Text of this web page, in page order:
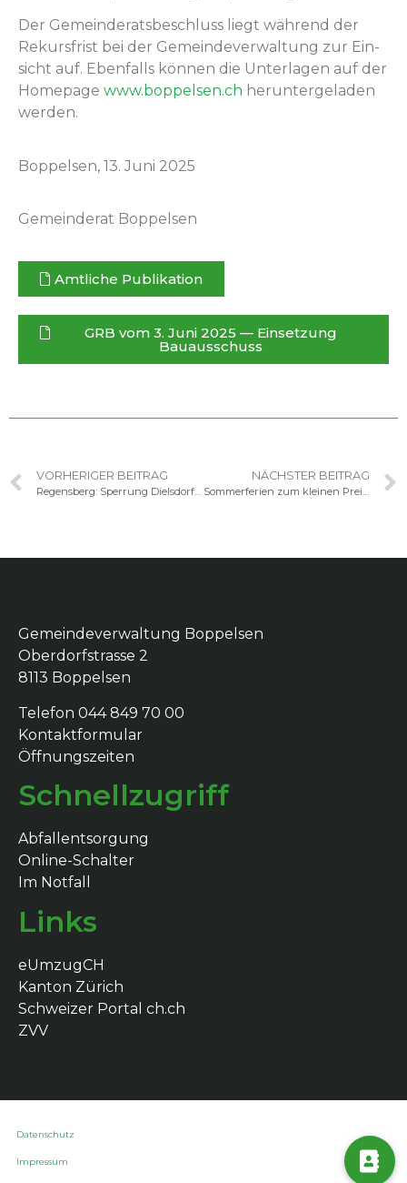
Der Gemein­der­ats­beschluss liegt während der
Rekurs­frist bei der Gemein­de­v­er­wal­tung zur Ein­
sicht auf. Eben­falls kön­nen die Unter­la­gen auf der
Home­page www.boppelsen.ch herun­terge­laden
werden.
Bop­pelsen, 13. Juni 2025
Gemein­der­at Boppelsen
Amtliche Pub­lika­tion
GRB vom 3. Juni 2025 — Ein­set­zung
Bauausschuss
VORHERIGER BEITRAG
Regensberg: Sperrung Dielsdorfer- und Boppelserstrasse
NÄCHSTER BEITRAG
Sommerferien zum kleinen Preis — Vorverkauf ZVV-FerienPass
Gemeindeverwaltung Boppelsen
Oberdorfstrasse 2
8113 Boppelsen
Telefon 044 849 70 00
Kontaktformular
Öffnungszeiten
Schnellzugriff
Abfallentsorgung
Online-Schalter
Im Notfall
Links
eUmzugCH
Kanton Zürich
Schweizer Portal ch.ch
ZVV
Datenschutz
Impressum